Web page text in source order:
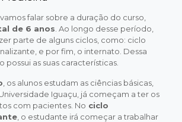
falar sobre a duração do curso,
de 6 anos . Ao longo desse período,
parte de alguns ciclos, como: ciclo
e por fim, o internato. Dessa
possui as suas características.
, os alunos estudam as ciências básicas,
Iguaçu, já começam a ter os
com pacientes. No ciclo
, o estudante irá começar a trabalhar